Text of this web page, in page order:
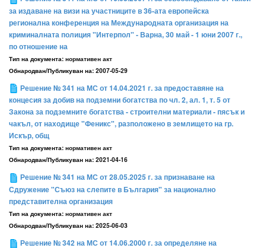
за издаване на визи на участниците в 36-ата европейска
регионална конференция на Международната организация на
криминалната полиция "Интерпол" - Варна, 30 май - 1 юни 2007 г.,
по отношение на
Тип на документа: нормативен акт
Обнародван/Публикуван на: 2007-05-29
Решение № 341 на МС от 14.04.2021 г. за предоставяне на
концесия за добив на подземни богатства по чл. 2, ал. 1, т. 5 от
Закона за подземните богатства - строителни материали - пясък и
чакъл, от находище "Феникс", разположено в землището на гр.
Искър, общ
Тип на документа: нормативен акт
Обнародван/Публикуван на: 2021-04-16
Решение № 341 на МС от 28.05.2025 г. за признаване на
Сдружение "Съюз на слепите в България" за национално
представителна организация
Тип на документа: нормативен акт
Обнародван/Публикуван на: 2025-06-03
Решение № 342 на МС от 14.06.2000 г. за определяне на